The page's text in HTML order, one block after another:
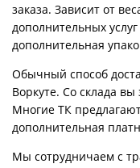
заказа. Зависит от
дополнительных
дополнительная
Обычный способ
Воркуте. Со склада
Многие ТК
дополнительная
Мы сотрудничаем с